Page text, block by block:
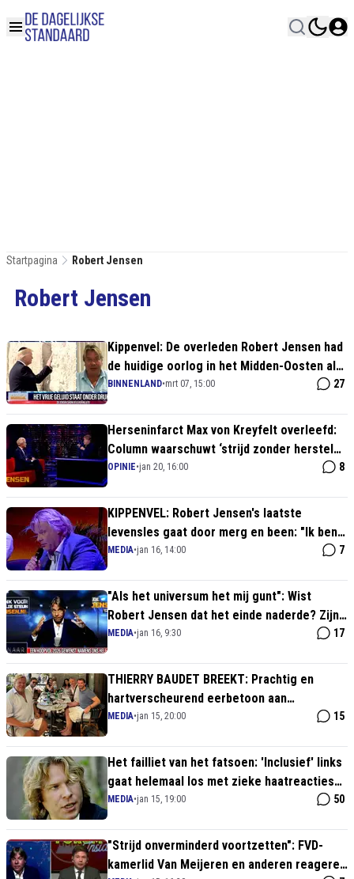
Startpagina Robert Jensen
Robert Jensen
Kippenvel: De overleden Robert Jensen had
de huidige oorlog in het Midden-Oosten al
lang doorzien
BINNENLAND•mrt 07, 15:00 27
Herseninfarct Max von Kreyfelt overleefd:
Column waarschuwt ‘strijd zonder herstel
doodt’ – Robert Jensen niet zo gelukkig
OPINIE•jan 20, 16:00 8
KIPPENVEL: Robert Jensen's laatste
levensles gaat door merg en been: "Ik ben
niet bang om te sterven, en dit is waarom"
MEDIA•jan 16, 14:00 7
"Als het universum het mij gunt": Wist
Robert Jensen dat het einde naderde? Zijn
laatste woorden tonen zorgen
MEDIA•jan 16, 9:30 17
THIERRY BAUDET BREEKT: Prachtig en
hartverscheurend eerbetoon aan
"onsterfelijke vriend" Robert Jensen
MEDIA•jan 15, 20:00 15
Het failliet van het fatsoen: 'Inclusief' links
gaat helemaal los met zieke haatreacties
op overleden Robert Jensen
MEDIA•jan 15, 19:00 50
"Strijd onverminderd voortzetten": FVD-
kamerlid Van Meijeren en anderen reageren